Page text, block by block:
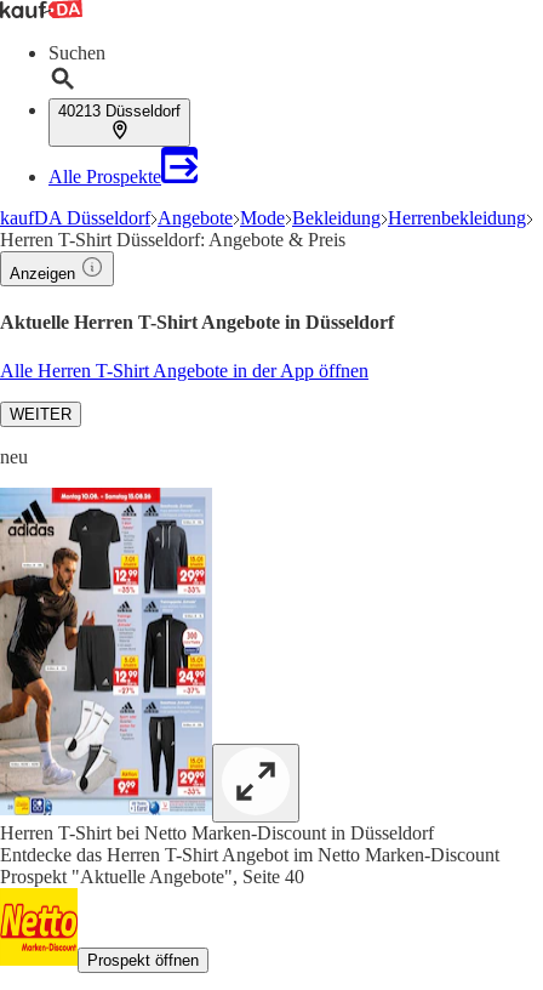
Suchen
40213 Düsseldorf
Alle Prospekte
kaufDA Düsseldorf Angebote Mode Bekleidung Herrenbekleidung
Herren T-Shirt Düsseldorf: Angebote & Preis
Anzeigen
Aktuelle Herren T-Shirt Angebote in Düsseldorf
Alle Herren T-Shirt Angebote in der App öffnen
WEITER
neu
Herren T-Shirt bei Netto Marken-Discount in Düsseldorf
Entdecke das Herren T-Shirt Angebot im Netto Marken-Discount
Prospekt "Aktuelle Angebote", Seite 40
Prospekt öffnen